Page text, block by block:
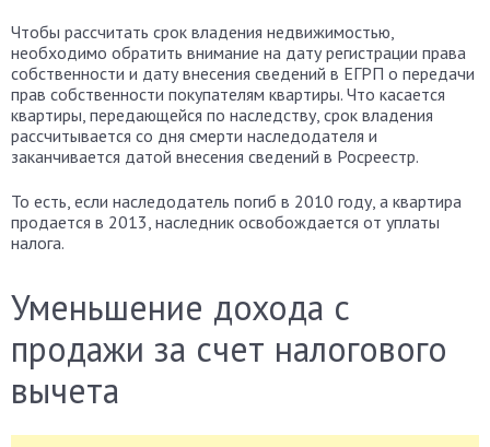
Чтобы рассчитать срок владения недвижимостью,
необходимо обратить внимание на дату регистрации права
собственности и дату внесения сведений в ЕГРП о передачи
прав собственности покупателям квартиры. Что касается
квартиры, передающейся по наследству, срок владения
рассчитывается со дня смерти наследодателя и
заканчивается датой внесения сведений в Росреестр.
То есть, если наследодатель погиб в 2010 году, а квартира
продается в 2013, наследник освобождается от уплаты
налога.
Уменьшение дохода с
продажи за счет налогового
вычета